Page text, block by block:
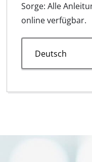
Sorge: Alle
online verfügbar.